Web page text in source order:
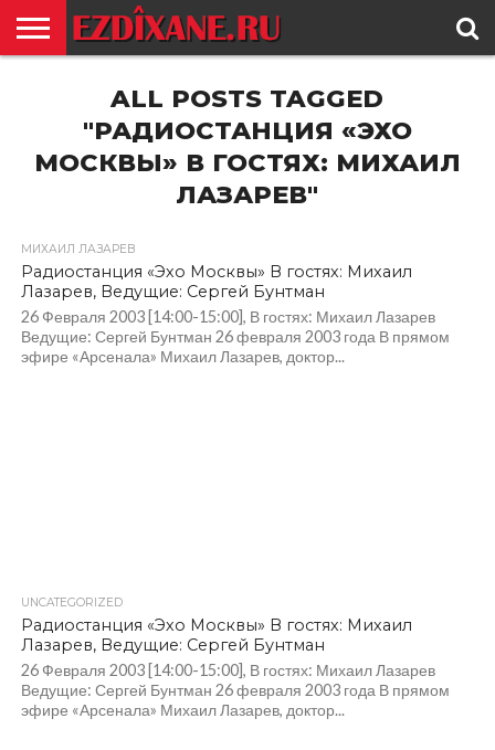
ЕЗИДИЗМ
НОВОСТИ
ИСТОРИЯ
КУЛЬТУРА
КОНТАКТALL POSTS TAGGED
"РАДИОСТАНЦИЯ «ЭХО
МОСКВЫ» В ГОСТЯХ: МИХАИЛ
ЛАЗАРЕВ"
МИХАИЛ ЛАЗАРЕВ
Радиостанция «Эхо Москвы» В гостях: Михаил
Лазарев, Ведущие: Сергей Бунтман
26 Февраля 2003 [14:00-15:00], В гостях: Михаил Лазарев
Ведущие: Сергей Бунтман 26 февраля 2003 года В прямом
эфире «Арсенала» Михаил Лазарев, доктор...
UNCATEGORIZED
Радиостанция «Эхо Москвы» В гостях: Михаил
Лазарев, Ведущие: Сергей Бунтман
26 Февраля 2003 [14:00-15:00], В гостях: Михаил Лазарев
Ведущие: Сергей Бунтман 26 февраля 2003 года В прямом
эфире «Арсенала» Михаил Лазарев, доктор...